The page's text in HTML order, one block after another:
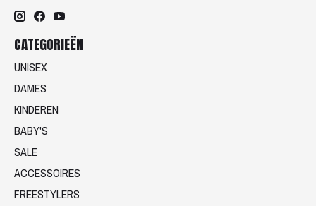
CATEGORIEËN
UNISEX
DAMES
KINDEREN
BABY'S
SALE
ACCESSOIRES
FREESTYLERS